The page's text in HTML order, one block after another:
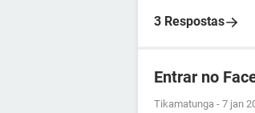
3 Respostas
Entrar no
Tikamatunga - 7 jan